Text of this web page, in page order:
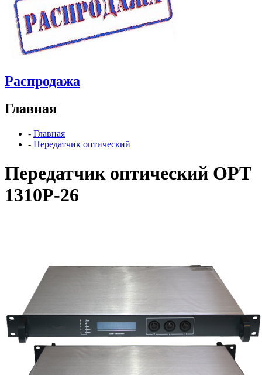
Распродажа
Главная
- Главная
- Передатчик оптический
Передатчик оптический OPT
1310P-26